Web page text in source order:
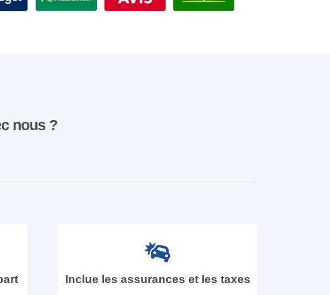
nous ?
Inclue les assurances et les taxes